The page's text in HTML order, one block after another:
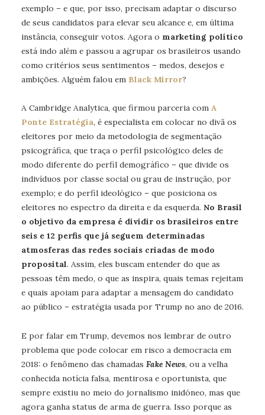
exemplo – e que, por isso, precisam adaptar o discurso
de seus candidatos para elevar seu alcance e, em última
instância, conseguir votos. Agora o marketing político
está indo além e passou a agrupar os brasileiros usando
como critérios seus sentimentos – medos, desejos e
ambições. Alguém falou em Black Mirror?
A Cambridge Analytica, que firmou parceria com A
Ponte Estratégia, é especialista em colocar no divã os
eleitores por meio da metodologia de segmentação
psicográfica, que traça o perfil psicológico deles de
modo diferente do perfil demográfico – que divide os
indivíduos por classe social ou grau de instrução, por
exemplo; e do perfil ideológico – que posiciona os
eleitores no espectro da direita e da esquerda. No Brasil
o objetivo da empresa é dividir os brasileiros entre
seis e 12 perfis que já seguem determinadas
atmosferas das redes sociais criadas de modo
proposital. Assim, eles buscam entender do que as
pessoas têm medo, o que as inspira, quais temas rejeitam
e quais apoiam para adaptar a mensagem do candidato
ao público – estratégia usada por Trump no ano de 2016.
E por falar em Trump, devemos nos lembrar de outro
problema que pode colocar em risco a democracia em
2018: o fenômeno das chamadas Fake News, ou a velha
conhecida notícia falsa, mentirosa e oportunista, que
sempre existiu no meio do jornalismo inidóneo, mas que
agora ganha status de arma de guerra. Isso porque as